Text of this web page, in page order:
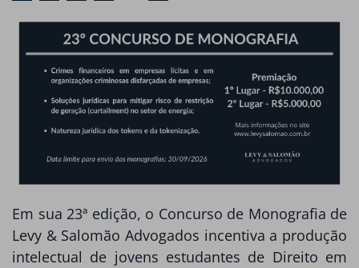
Em sua 23ª edição, o Concurso de Monografia de
Levy & Salomão Advogados incentiva a produção
intelectual de jovens estudantes de Direito em